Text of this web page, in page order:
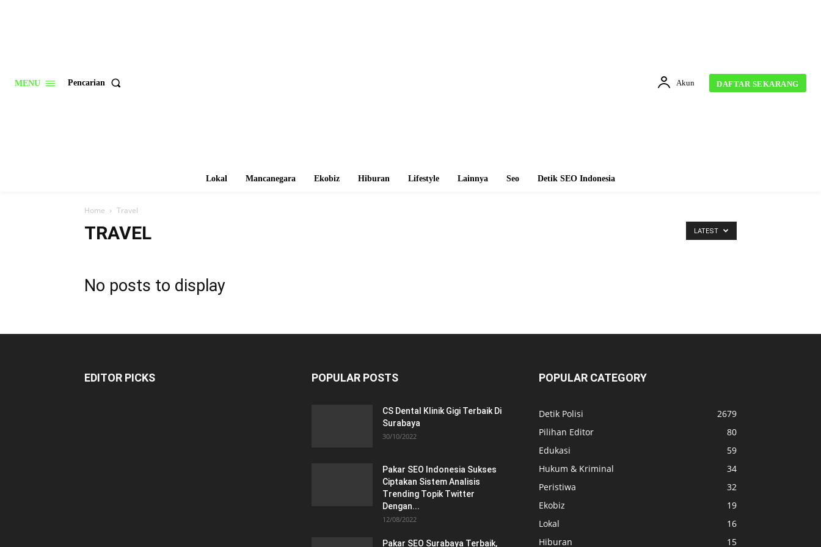
MENU Pencarian Akun DAFTAR SEKARANG
Lokal Mancanegara Ekobiz Hiburan Lifestyle Lainnya Seo Detik SEO Indonesia
Home Travel
TRAVEL LATEST
No posts to display
EDITOR PICKS POPULAR POSTS
CS Dental Klinik Gigi Terbaik Di
Surabaya
30/10/2022
Pakar SEO Indonesia Sukses
Ciptakan Sistem Analisis
Trending Topik Twitter
Dengan...
12/08/2022
Pakar SEO Surabaya Terbaik,
POPULAR CATEGORY
Detik Polisi
2679
Pilihan Editor
80
Edukasi
59
Hukum & Kriminal
34
Peristiwa
32
Ekobiz
19
Lokal
16
Hiburan
15